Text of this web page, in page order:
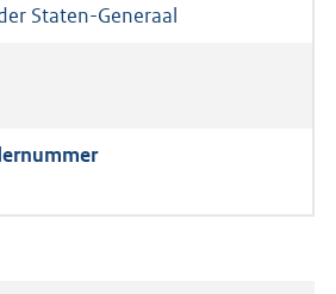
Staten-Generaal